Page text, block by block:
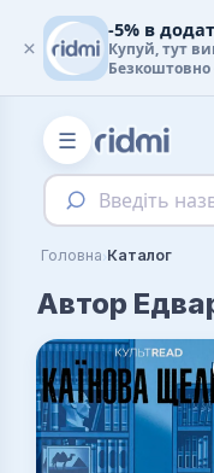
☰
Введіть
Головна›Каталог
Автор
×
-5% в
Купуй, тут
Безкоштовно